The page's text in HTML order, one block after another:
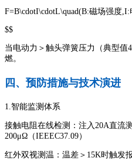
F=B\cdotI\cdotL\quad(B:磁场强度
$$
当电动力＞触头弹簧压力（典型值
燃。
四、预防措施与技术演进
1.智能监测体系
接触电阻在线检测：注入20A直流
200μΩ（IEEEC37.09）
红外双视测温：温差＞15K时触发